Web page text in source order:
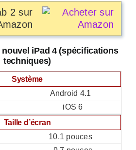
2 sur
nouvel iPad 4 (spécifications
techniques)
Système
Android 4.1
iOS 6
Taille d’écran
10,1 pouces